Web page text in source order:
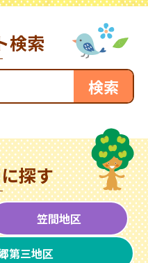
検索
探す
笠間地区
第三地区